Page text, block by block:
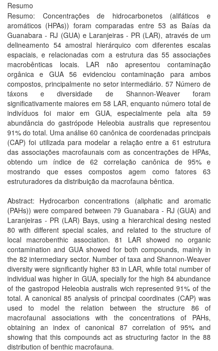
Resumo
Resumo: Concentrações de hidrocarbonetos (alifáticos e
aromáticos (HPAs)) foram comparadas entre 53 as Baías da
Guanabara - RJ (GUA) e Laranjeiras - PR (LAR), através de um
delineamento 54 amostral hierárquico com diferentes escalas
espaciais, e relacionadas com a estrutura das 55 associações
macrobênticas locais. LAR não apresentou contaminação
orgânica e GUA 56 evidenciou contaminação para ambos
compostos, principalmente no setor intermediário. 57 Número de
táxons e diversidade de Shannon-Weaver foram
significativamente maiores em 58 LAR, enquanto número total de
indivíduos foi maior em GUA, especialmente pela alta 59
abundância do gastrópode Heleobia australis que representou
91% do total. Uma análise 60 canônica de coordenadas principais
(CAP) foi utilizada para modelar a relação entre a 61 estrutura
das associações macrofaunais com as concentrações de HPAs,
obtendo um índice de 62 correlação canônica de 95% e
mostrando que esses compostos agem como fatores 63
estruturadores da distribuição da macrofauna bêntica.
Abstract: Hydrocarbon concentrations (aliphatic and aromatic
(PAHs)) were compared between 79 Guanabara - RJ (GUA) and
Laranjeiras - PR (LAR) Bays, using a hierarchical desing nested
80 with different special scales, and related to the structure of
local macrobenthic association. 81 LAR showed no organic
contamination and GUA showed for both compounds, mainly in
the 82 intermediary sector. Number of taxa and Shannon-Weaver
diversity were significantly higher 83 in LAR, while total number of
individual was higher in GUA, specially for the high 84 abundance
of the gastropod Heleobia australis wich represented 91% of the
total. A canonical 85 analysis of principal coordinates (CAP) was
used to model the relation between the structure 86 of
macrofaunal associations with the concentrations of PAHs,
obtaining an index of canonical 87 correlation of 95% and
showing that this compounds act as structuring factor in the 88
distribution of benthic macrofauna.